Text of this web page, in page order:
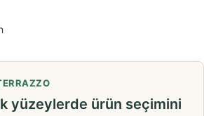
yüzeylerde ürün seçimini